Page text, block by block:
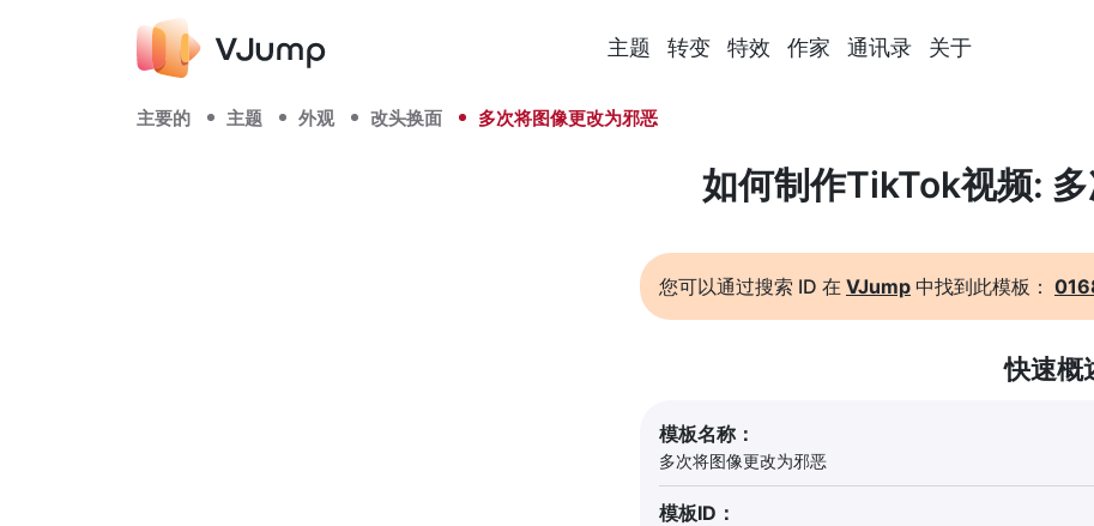
主题 转变 特效 作家 通讯录 关于
主要的 主题 外观 改头换面 多次将图像更改为邪恶
如何制作TikTok视频:
您可以通过搜索 ID 在 VJump 中找到此模板：
快速概
模板名称：
多次将图像更改为邪恶
模板ID：